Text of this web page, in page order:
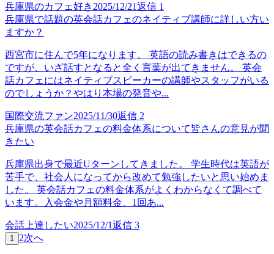
兵庫県のカフェ好き 2025/12/21返信 1
兵庫県で話題の英会話カフェのネイティブ講師に詳しい方い
ますか？
西宮市に住んで5年になります。 英語の読み書きはできるの
ですが、いざ話すとなると全く言葉が出てきません。 英会
話カフェにはネイティブスピーカーの講師やスタッフがいる
のでしょうか？やはり本場の発音や...
国際交流ファン2025/11/30返信 2
兵庫県の英会話カフェの料金体系について皆さんの意見が聞
きたい
兵庫県出身で最近Uターンしてきました。 学生時代は英語が
苦手で、社会人になってから改めて勉強したいと思い始めま
した。 英会話カフェの料金体系がよくわからなくて調べて
います。入会金や月額料金、1回あ...
会話上達したい2025/12/1返信 3
1 2次へ